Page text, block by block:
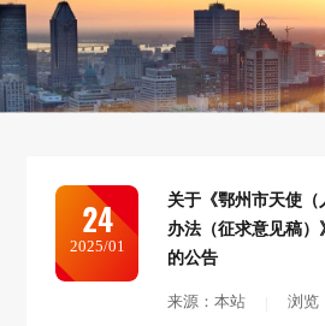
24
2025/01
关于《鄂州市天使
办法（征求意见稿
的公告
来源：本站 浏览